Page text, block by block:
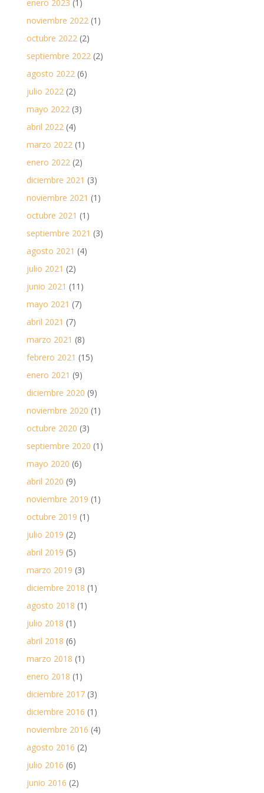
enero 2023 (1)
noviembre 2022(1)
octubre 2022(2)
septiembre 2022(2)
agosto 2022(6)
julio 2022(2)
mayo 2022(3)
abril 2022(4)
marzo 2022(1)
enero 2022(2)
diciembre 2021 (3)
noviembre 2021 (1)
octubre 2021 (1)
septiembre 2021 (3)
agosto 2021 (4)
julio 2021 (2)
junio 2021 (11)
mayo 2021 (7)
abril 2021 (7)
marzo 2021 (8)
febrero 2021 (15)
enero 2021 (9)
diciembre 2020 (9)
noviembre 2020 (1)
octubre 2020 (3)
septiembre 2020 (1)
mayo 2020 (6)
abril 2020 (9)
noviembre 2019 (1)
octubre 2019 (1)
julio 2019 (2)
abril 2019 (5)
marzo 2019 (3)
diciembre 2018 (1)
agosto 2018 (1)
julio 2018 (1)
abril 2018 (6)
marzo 2018 (1)
enero 2018 (1)
diciembre 2017(3)
diciembre 2016 (1)
noviembre 2016 (4)
agosto 2016 (2)
julio 2016 (6)
junio 2016 (2)